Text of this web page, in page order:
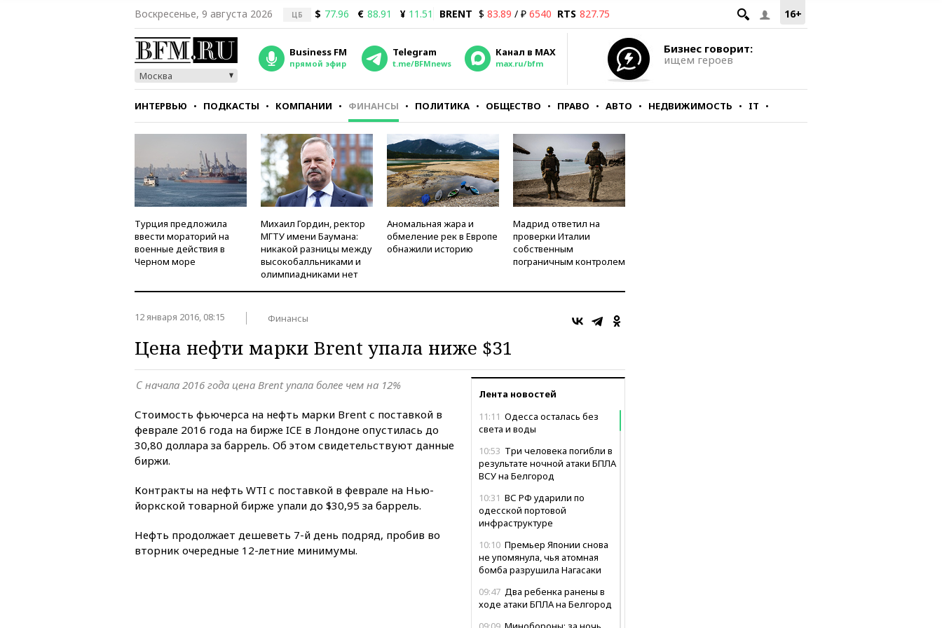
16+
Воскресенье, 9 августа 2026 ЦБ $ 77.96 € 88.91 ¥ 11.51 BRENT $ 83.89 / ₽ 6540 RTS 827.75
Москва
Business FM
прямой эфир
Telegram
t.me/BFMnews
Канал в MAX
max.ru/bfm
Бизнес говорит:
ищем героев
ИНТЕРВЬЮ ПОДКАСТЫ КОМПАНИИ ФИНАНСЫ ПОЛИТИКА ОБЩЕСТВО ПРАВО АВТО НЕДВИЖИМОСТЬ IT
СТИЛЬ ТЕСТЫ
Турция предложила
ввести мораторий на
военные действия в
Черном море
Михаил Гордин, ректор
МГТУ имени Баумана:
никакой разницы между
высокобалльниками и
олимпиадниками нет
Аномальная жара и
обмеление рек в Европе
обнажили историю
Мадрид ответил на
проверки Италии
собственным
пограничным контролем
12 января 2016, 08:15 Финансы
Цена нефти марки Brent упала ниже $31
Лента новостей
11:11 Одесса осталась без
света и воды
10:53 Три человека погибли в
результате ночной атаки БПЛА
ВСУ на Белгород
10:31 ВС РФ ударили по
одесской портовой
инфраструктуре
10:10 Премьер Японии снова
не упомянула, чья атомная
бомба разрушила Нагасаки
09:47 Два ребенка ранены в
ходе атаки БПЛА на Белгород
С начала 2016 года цена Brent упала более чем на 12%
Стоимость фьючерса на нефть марки Brent с поставкой в
феврале 2016 года на бирже ICE в Лондоне опустилась до
30,80 доллара за баррель. Об этом свидетельствуют данные
биржи.
Контракты на нефть WTI с поставкой в феврале на Нью-
йоркской товарной бирже упали до $30,95 за баррель.
Нефть продолжает дешеветь 7-й день подряд, пробив во
вторник очередные 12-летние минимумы.